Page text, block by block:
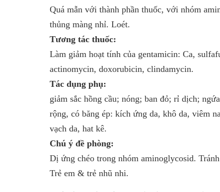
Quá mẫn với thành phần thuốc, với nhóm
thủng màng nhỉ. Loét.
Tương tác thuốc:
Làm giảm hoạt tính của gentamicin: Ca,
actinomycin, doxorubicin, clindamycin.
Tác dụng phụ:
giảm sắc hồng cầu; nóng; ban đỏ; rỉ dịch;
rộng, có băng ép: kích ứng da, khô da, viêm
vạch da, hat kê.
Chú ý đề phòng:
Dị ứng chéo trong nhóm aminoglycosid.
Trẻ em & trẻ nhũ nhi.